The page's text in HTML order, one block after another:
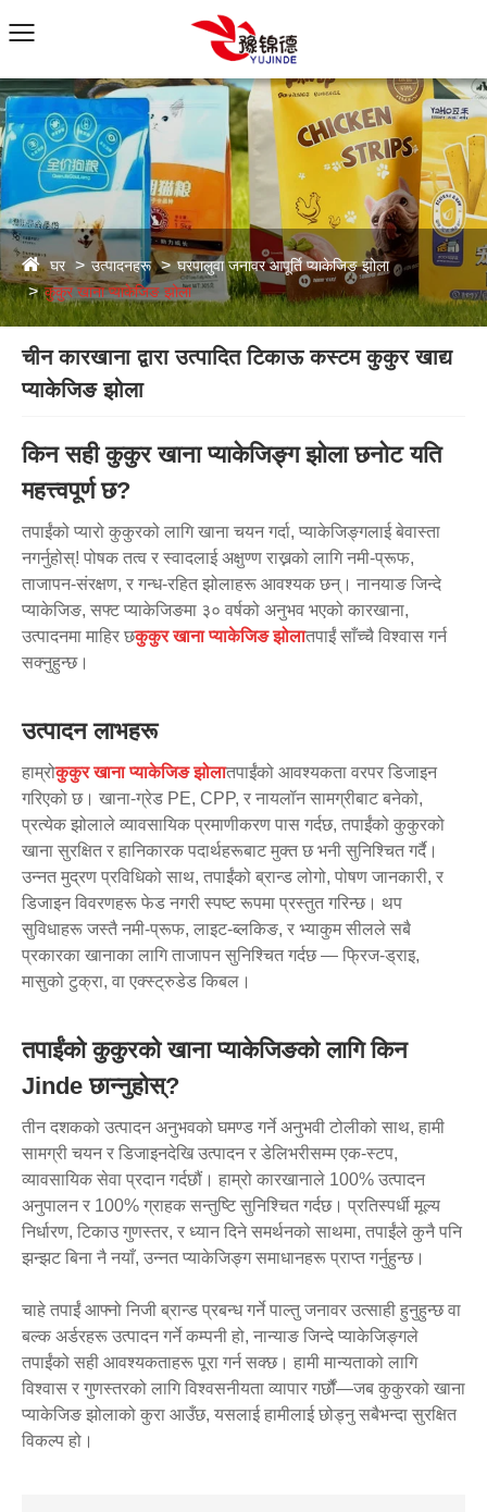
घर उत्पादनहरू
घरपालुवा जनावर आपूर्ति प्याकेजिङ झोला
कुकुर खाना प्याकेजिङ झोला
चीन कारखाना द्वारा उत्पादित टिकाऊ कस्टम कुकुर खाद्य
प्याकेजिङ झोला
किन सही कुकुर खाना प्याकेजिङ्ग झोला छनोट यति
महत्त्वपूर्ण छ?
तपाईंको प्यारो कुकुरको लागि खाना चयन गर्दा, प्याकेजिङ्गलाई बेवास्ता
नगर्नुहोस्! पोषक तत्व र स्वादलाई अक्षुण्ण राख्नको लागि नमी-प्रूफ,
ताजापन-संरक्षण, र गन्ध-रहित झोलाहरू आवश्यक छन्। नानयाङ जिन्दे
प्याकेजिङ, सफ्ट प्याकेजिङमा ३० वर्षको अनुभव भएको कारखाना,
उत्पादनमा माहिर छकुकुर खाना प्याकेजिङ झोलातपाईं साँच्चै विश्वास गर्न
सक्नुहुन्छ।
उत्पादन लाभहरू
हाम्रोकुकुर खाना प्याकेजिङ झोलातपाईंको आवश्यकता वरपर डिजाइन
गरिएको छ। खाना-ग्रेड PE, CPP, र नायलॉन सामग्रीबाट बनेको,
प्रत्येक झोलाले व्यावसायिक प्रमाणीकरण पास गर्दछ, तपाईंको कुकुरको
खाना सुरक्षित र हानिकारक पदार्थहरूबाट मुक्त छ भनी सुनिश्चित गर्दै।
उन्नत मुद्रण प्रविधिको साथ, तपाईंको ब्रान्ड लोगो, पोषण जानकारी, र
डिजाइन विवरणहरू फेड नगरी स्पष्ट रूपमा प्रस्तुत गरिन्छ। थप
सुविधाहरू जस्तै नमी-प्रूफ, लाइट-ब्लकिङ, र भ्याकुम सीलले सबै
प्रकारका खानाका लागि ताजापन सुनिश्चित गर्दछ — फ्रिज-ड्राइ,
मासुको टुक्रा, वा एक्स्ट्रुडेड किबल।
तपाईंको कुकुरको खाना प्याकेजिङको लागि किन
Jinde छान्नुहोस्?
तीन दशकको उत्पादन अनुभवको घमण्ड गर्ने अनुभवी टोलीको साथ, हामी
सामग्री चयन र डिजाइनदेखि उत्पादन र डेलिभरीसम्म एक-स्टप,
व्यावसायिक सेवा प्रदान गर्दछौं। हाम्रो कारखानाले 100% उत्पादन
अनुपालन र 100% ग्राहक सन्तुष्टि सुनिश्चित गर्दछ। प्रतिस्पर्धी मूल्य
निर्धारण, टिकाउ गुणस्तर, र ध्यान दिने समर्थनको साथमा, तपाईंले कुनै पनि
झन्झट बिना नै नयाँ, उन्नत प्याकेजिङ्ग समाधानहरू प्राप्त गर्नुहुन्छ।
चाहे तपाईं आफ्नो निजी ब्रान्ड प्रबन्ध गर्ने पाल्तु जनावर उत्साही हुनुहुन्छ वा
बल्क अर्डरहरू उत्पादन गर्ने कम्पनी हो, नान्याङ जिन्दे प्याकेजिङ्गले
तपाईंको सही आवश्यकताहरू पूरा गर्न सक्छ। हामी मान्यताको लागि
विश्वास र गुणस्तरको लागि विश्वसनीयता व्यापार गर्छौं—जब कुकुरको खाना
प्याकेजिङ झोलाको कुरा आउँछ, यसलाई हामीलाई छोड्नु सबैभन्दा सुरक्षित
विकल्प हो।